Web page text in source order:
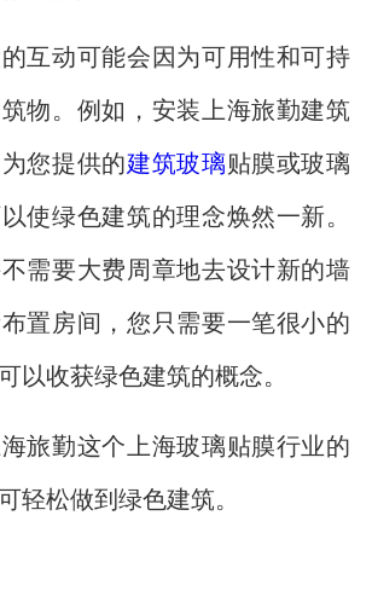
动可能会因为可用性和可持
物。例如，安装上海旅勤建筑
您提供的建筑玻璃 贴膜或玻璃
使绿色建筑的理念焕然一新。
需要大费周章地去设计新的墙
置房间，您只需要一笔很小的
以收获绿色建筑的概念。
勤这个上海玻璃贴膜行业的
轻松做到绿色建筑。